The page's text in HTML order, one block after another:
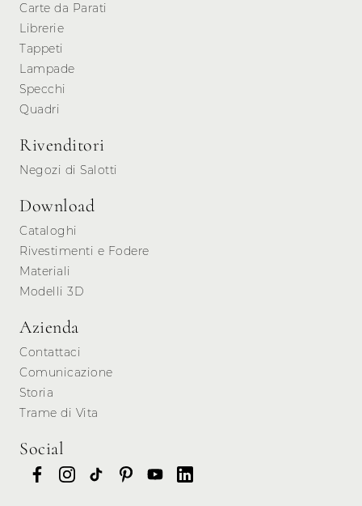
Carte da Parati
Librerie
Tappeti
Lampade
Specchi
Quadri
Rivenditori
Negozi di Salotti
Download
Cataloghi
Rivestimenti e Fodere
Materiali
Modelli 3D
Azienda
Contattaci
Comunicazione
Storia
Trame di Vita
Social